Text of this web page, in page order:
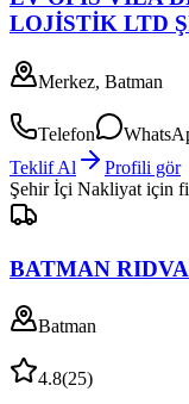
LOJİSTİK LTD
Merkez, Batman
Telefon
Teklif Al
Profili gör
Şehir İçi Nakliyat için
BATMAN
Batman
4.8(25)